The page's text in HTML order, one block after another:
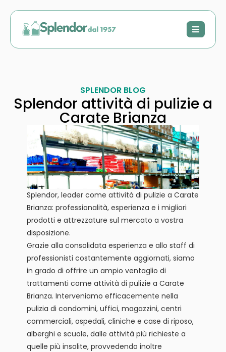
SPLENDOR BLOG
Splendor attività di pulizie a
Carate Brianza
Splendor, leader come attività di pulizie a Carate
Brianza: professionalità, esperienza e i migliori
prodotti e attrezzature sul mercato a vostra
disposizione.
Grazie alla consolidata esperienza e allo staff di
professionisti costantemente aggiornati, siamo
in grado di offrire un ampio ventaglio di
trattamenti come attività di pulizie a Carate
Brianza. Interveniamo efficacemente nella
pulizia di condomini, uffici, magazzini, centri
commerciali, ospedali, cliniche e case di riposo,
alberghi e scuole, dalle attività più richieste a
quelle più insolite, provvedendo inoltre